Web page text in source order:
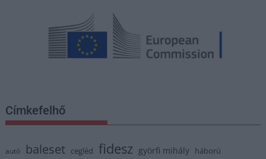
Címkefelhő
autó baleset cegléd fidesz györfi mihály háború